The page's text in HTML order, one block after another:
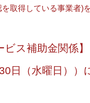
取得している事業者)
ビス補助金関係】
日（水曜日））